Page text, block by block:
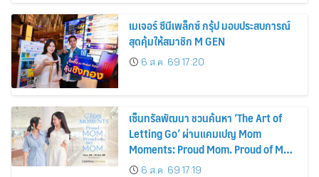
เมเจอร์ ซีนีเพล็กซ์ กรุ้ป มอบประสบการณ์
สุดคุ้มให้สมาชิก M GEN
6 ส.ค. 69 17:20
เซ็นทรัลพัฒนา ชวนค้นหา ‘The Art of
Letting Go’ ผ่านแคมเปญ Mom
Moments: Proud Mom. Proud of My
Mom.6 ส.ค. 69 17:19